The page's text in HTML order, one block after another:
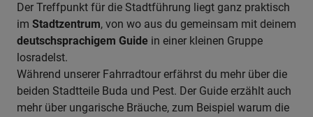
Der Treffpunkt für die Stadtführung liegt ganz praktisch
im Stadtzentrum, von wo aus du gemeinsam mit deinem
deutschsprachigem Guide in einer kleinen Gruppe
losradelst.
Während unserer Fahrradtour erfährst du mehr über die
beiden Stadtteile Buda und Pest. Der Guide erzählt auch
mehr über ungarische Bräuche, zum Beispiel warum die